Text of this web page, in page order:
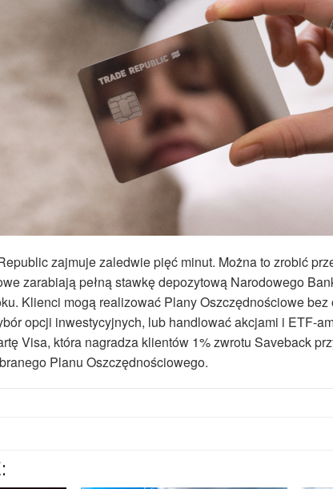
zajmuje zaledwie pięć minut. Można to zrobić
zarabiają pełną stawkę depozytową Narodowego
Klienci mogą realizować Plany Oszczędnościowe bez
opcji inwestycyjnych, lub handlować akcjami i ETF-
Visa, która nagradza klientów 1% zwrotu Saveback
Planu Oszczędnościowego.